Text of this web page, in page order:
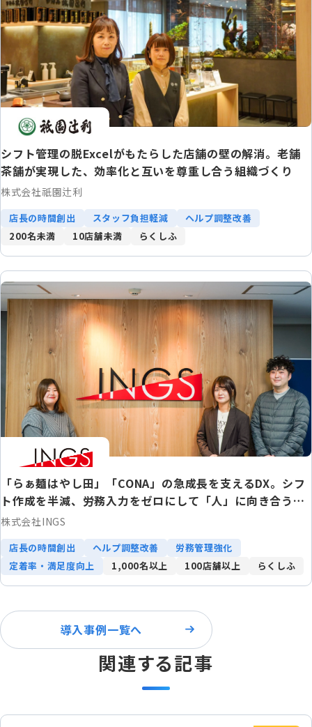
シフト管理の脱Excelがもたらした店舗の壁の解消。老舗
茶舗が実現した、効率化と互いを尊重し合う組織づくり
株式会社祇園辻利
店長の時間創出 スタッフ負担軽減
ヘルプ調整改善
200名未満
10店舗未満 らくしふ
「らぁ麺はやし田」「CONA」の急成長を支えるDX。シフ
ト作成を半減、労務入力をゼロにして「人」に向き合う時
間を創出
株式会社INGS
店長の時間創出 ヘルプ調整改善
労務管理強化
定着率・満足度向上
1,000名以上 100店舗以上 らくしふ
導入事例一覧へ
関連する記事